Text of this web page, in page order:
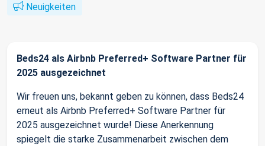
Neuigkeiten
Beds24 als Airbnb Preferred+ Software Partner für
2025 ausgezeichnet
Wir freuen uns, bekannt geben zu können, dass Beds24
erneut als Airbnb Preferred+ Software Partner für
2025 ausgezeichnet wurde! Diese Anerkennung
spiegelt die starke Zusammenarbeit zwischen dem